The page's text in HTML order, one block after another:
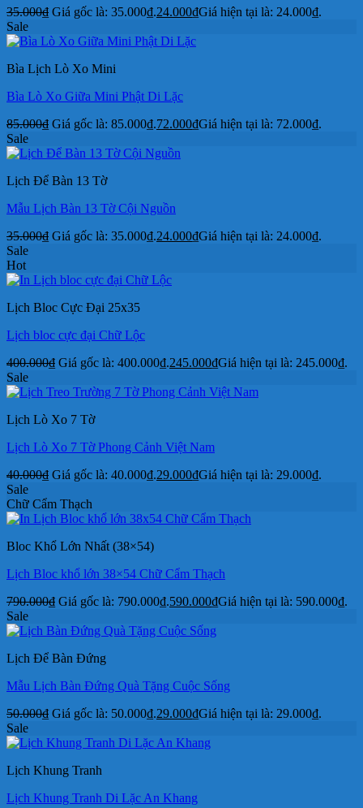
35.000₫ Giá gốc là: 35.000₫.24.000₫Giá hiện tại là: 24.000₫.
Sale
Bìa Lịch Lò Xo Mini
Bìa Lò Xo Giữa Mini Phật Di Lặc
85.000₫ Giá gốc là: 85.000₫.72.000₫Giá hiện tại là: 72.000₫.
Sale
Lịch Để Bàn 13 Tờ
Mẫu Lịch Bàn 13 Tờ Cội Nguồn
35.000₫ Giá gốc là: 35.000₫.24.000₫Giá hiện tại là: 24.000₫.
Sale
Hot
Lịch Bloc Cực Đại 25x35
Lịch bloc cực đại Chữ Lộc
400.000₫ Giá gốc là: 400.000₫.245.000₫Giá hiện tại là: 245.000₫.
Sale
Lịch Lò Xo 7 Tờ
Lịch Lò Xo 7 Tờ Phong Cảnh Việt Nam
40.000₫ Giá gốc là: 40.000₫.29.000₫Giá hiện tại là: 29.000₫.
Sale
Chữ Cẩm Thạch
Bloc Khổ Lớn Nhất (38×54)
Lịch Bloc khổ lớn 38×54 Chữ Cẩm Thạch
790.000₫ Giá gốc là: 790.000₫.590.000₫Giá hiện tại là: 590.000₫.
Sale
Lịch Để Bàn Đứng
Mẫu Lịch Bàn Đứng Quà Tặng Cuộc Sống
50.000₫ Giá gốc là: 50.000₫.29.000₫Giá hiện tại là: 29.000₫.
Sale
Lịch Khung Tranh
Lịch Khung Tranh Di Lặc An Khang